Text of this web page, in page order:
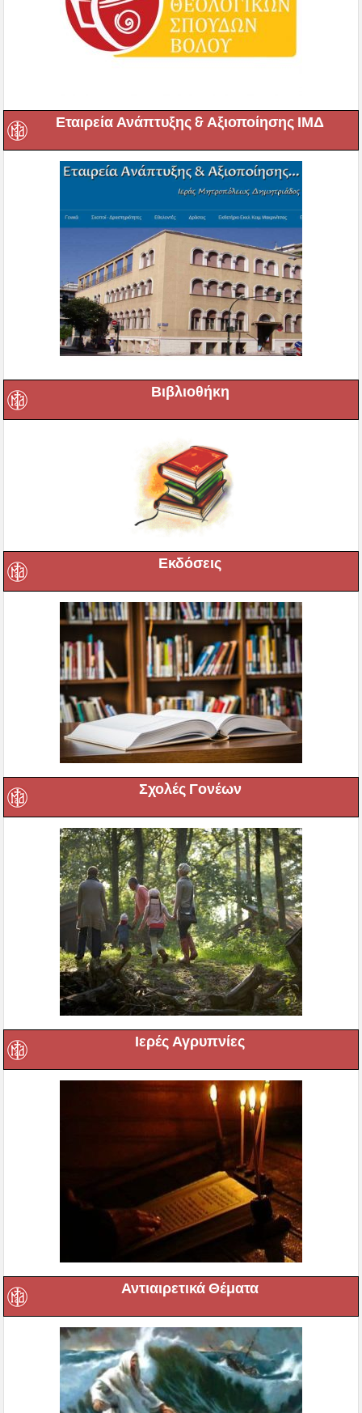
Εταιρεία Ανάπτυξης & Αξιοποίησης ΙΜΔ
Βιβλιοθήκη
Εκδόσεις
Σχολές Γονέων
Ιερές Αγρυπνίες
Αντιαιρετικά Θέματα